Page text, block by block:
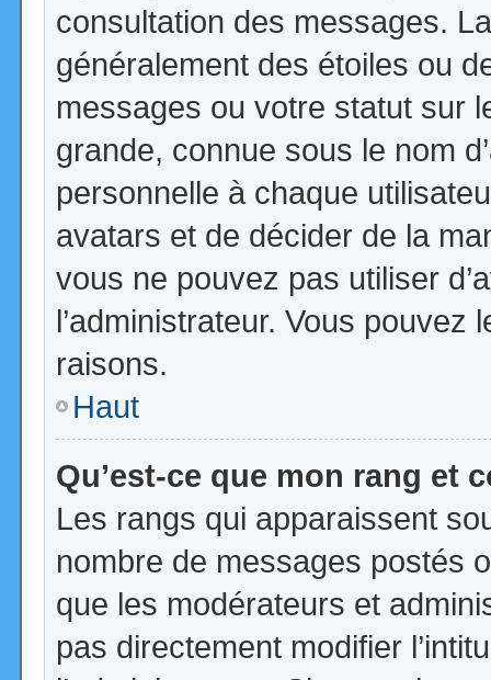
consultation des messages.
généralement des étoiles ou
messages ou votre statut sur
grande, connue sous le nom
personnelle à chaque
avatars et de décider de la
vous ne pouvez pas utiliser
l’administrateur. Vous
raisons.
Haut
Qu’est-ce que mon rang et
Les rangs qui apparaissent
nombre de messages postés
que les modérateurs et
pas directement modifier